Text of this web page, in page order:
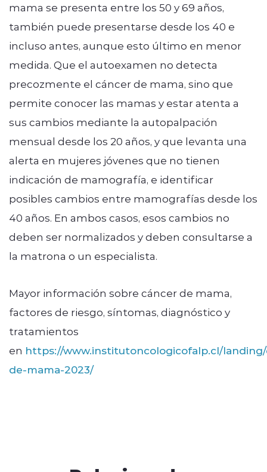
mama se presenta entre los 50 y 69 años,
también puede presentarse desde los 40 e
incluso antes, aunque esto último en menor
medida. Que el autoexamen no detecta
precozmente el cáncer de mama, sino que
permite conocer las mamas y estar atenta a
sus cambios mediante la autopalpación
mensual desde los 20 años, y que levanta una
alerta en mujeres jóvenes que no tienen
indicación de mamografía, e identi­ficar
posibles cambios entre mamografías desde los
40 años. En ambos casos, esos cambios no
deben ser normalizados y deben consultarse a
la matrona o un especialista.
Mayor información sobre cáncer de mama,
factores de riesgo, síntomas, diagnóstico y
tratamientos
en https://www.institutoncologicofalp.cl/
de-mama-2023/